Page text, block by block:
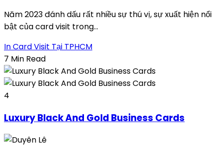
Năm 2023 đánh dấu rất nhiều sự thú vị, sự xuất hiện nổi
bật của card visit trong...
In Card Visit Tại TPHCM
7 Min Read
4
Luxury Black And Gold Business Cards